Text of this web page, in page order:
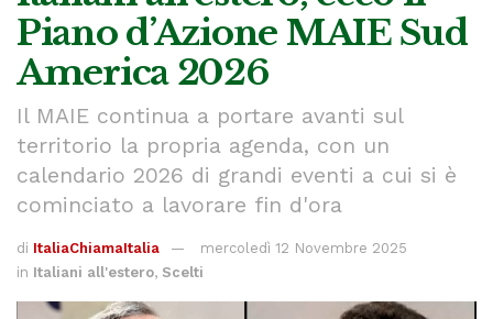
Piano d’Azione MAIE Sud
America 2026
Il MAIE continua a portare avanti sul
territorio la propria agenda, con un
calendario 2026 di grandi eventi a cui si è
cominciato a lavorare fin d'ora
di ItaliaChiamaItalia
mercoledì 12 Novembre 2025
in Italiani all'estero, Scelti